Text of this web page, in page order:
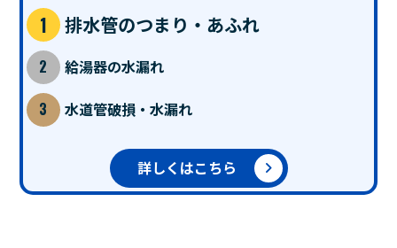
排水管のつまり・あふれ
給湯器の水漏れ
水道管破損・水漏れ
詳しくはこちら